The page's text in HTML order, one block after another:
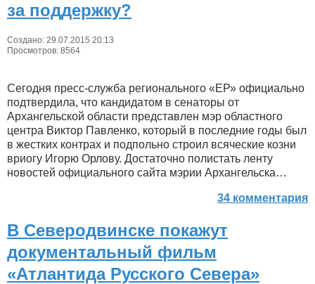
за поддержку?
Создано: 29.07.2015 20:13
Просмотров: 8564
Сегодня пресс-служба регионального «ЕР» официально
подтвердила, что кандидатом в сенаторы от
Архангельской области представлен мэр областного
центра Виктор Павленко, который в последние годы был
в жестких контрах и подпольно строил всяческие козни
вриогу Игорю Орлову. Достаточно полистать ленту
новостей официального сайта мэрии Архангельска…
34 комментария
В Северодвинске покажут
документальный фильм
«Атлантида Русского Севера»